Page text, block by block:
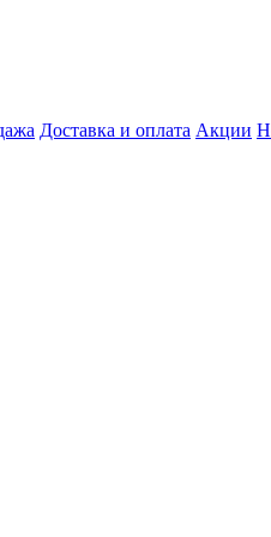
Доставка и оплата Акции